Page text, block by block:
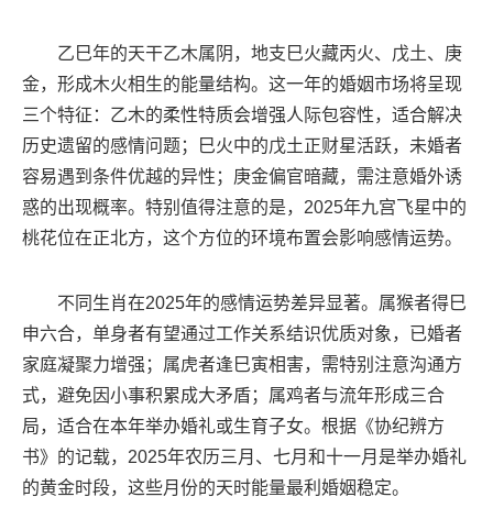
乙巳年的天干乙木属阴，地支巳火藏丙火、戊土、庚
金，形成木火相生的能量结构。这一年的婚姻市场将呈现
三个特征：乙木的柔性特质会增强人际包容性，适合解决
历史遗留的感情问题；巳火中的戊土正财星活跃，未婚者
容易遇到条件优越的异性；庚金偏官暗藏，需注意婚外诱
惑的出现概率。特别值得注意的是，2025年九宫飞星中的
桃花位在正北方，这个方位的环境布置会影响感情运势。
不同生肖在2025年的感情运势差异显著。属猴者得巳
申六合，单身者有望通过工作关系结识优质对象，已婚者
家庭凝聚力增强；属虎者逢巳寅相害，需特别注意沟通方
式，避免因小事积累成大矛盾；属鸡者与流年形成三合
局，适合在本年举办婚礼或生育子女。根据《协纪辨方
书》的记载，2025年农历三月、七月和十一月是举办婚礼
的黄金时段，这些月份的天时能量最利婚姻稳定。